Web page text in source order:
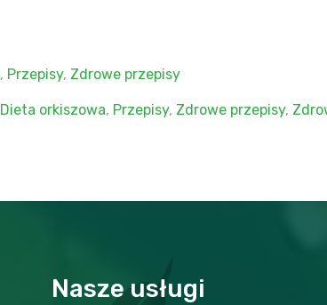
, Przepisy, Zdrowe przepisy
Dieta orkiszowa, Przepisy, Zdrowe przepisy,
Nasze usługi